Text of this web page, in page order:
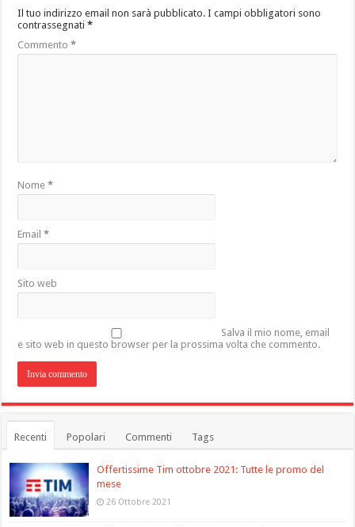
Il tuo indirizzo email non sarà pubblicato. I campi obbligatori sono
contrassegnati*
Commento*
Nome*
Email*
Sito web
Salva il mio nome, email
e sito web in questo browser per la prossima volta che commento.
Recenti Popolari Commenti Tags
Offertissime Tim ottobre 2021: Tutte le promo del
mese
26 Ottobre 2021